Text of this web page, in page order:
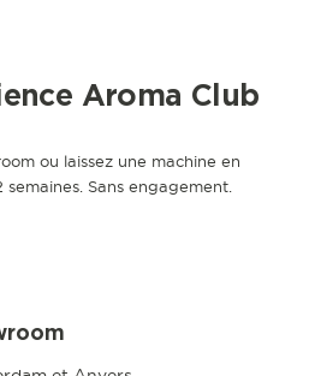
Aroma Club
ou laissez une machine en
Sans engagement.